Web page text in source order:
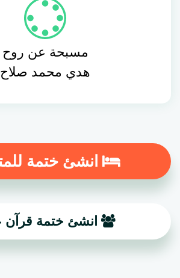
مسبحة عن روح
هدي محمد صلاح